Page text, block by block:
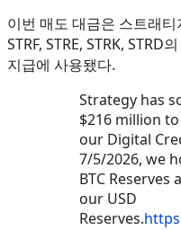
이번 매도 대금은 스트래
STRF, STRE, STRK, STRD
지급에 사용됐다.
Strategy has
$216 million
our Digital
7/5/2026, we
BTC Reserves
our USD
Reserves.